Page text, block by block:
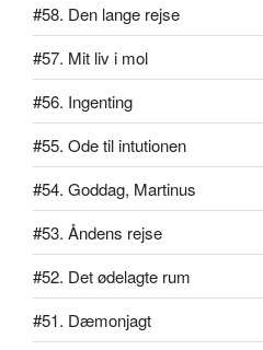
#58. Den lange rejse
#57. Mit liv i mol
#56. Ingenting
#55. Ode til intutionen
#54. Goddag, Martinus
#53. Åndens rejse
#52. Det ødelagte rum
#51. Dæmonjagt